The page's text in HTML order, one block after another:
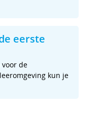
eerste
de
kun je